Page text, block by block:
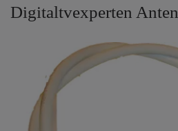
Digitaltvexperten